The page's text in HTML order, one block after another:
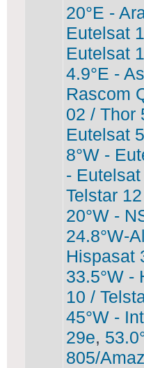
20°E -
Eutelsat
Eutelsat
4.9°E -
Rascom
02 / Thor
Eutelsat
8°W -
-
Telstar
20°W -
24.8°W-
Hispasat
33.5°W -
10 /
45°W -
29e,
805/